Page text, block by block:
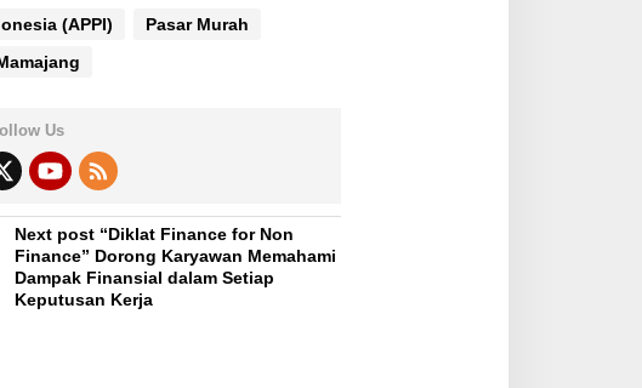
(APPI)
Pasar Murah
Us
Next post “Diklat Finance for Non
Finance” Dorong Karyawan Memahami
Dampak Finansial dalam Setiap
Keputusan Kerja